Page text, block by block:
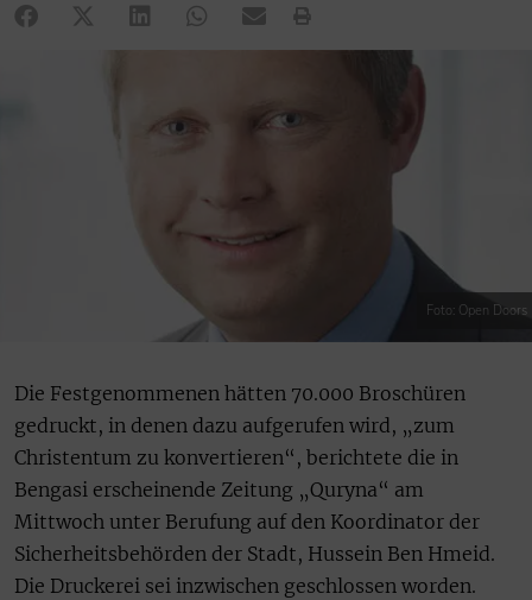
Foto: Open Doors
Die Festgenommenen hätten 70.000 Broschüren
gedruckt, in denen dazu aufgerufen wird, „zum
Christentum zu konvertieren“, berichtete die in
Bengasi erscheinende Zeitung „Quryna“ am
Mittwoch unter Berufung auf den Koordinator der
Sicherheitsbehörden der Stadt, Hussein Ben Hmeid.
Die Druckerei sei inzwischen geschlossen worden.